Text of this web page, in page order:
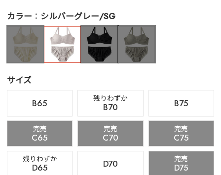
カラー シルバーグレー/SG
サイズ
B65
残りわずか
B70 B75
完売
C65
完売
C70
完売
C75
残りわずか
D65 D70 完売
D75